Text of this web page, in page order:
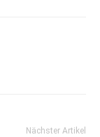
Nächster Artikel